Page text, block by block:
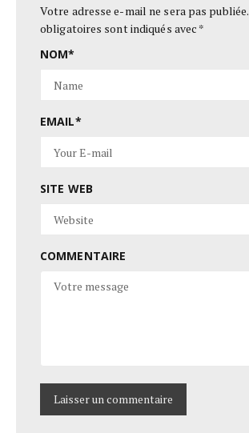
Votre adresse e-mail ne sera pas publiée.
obligatoires sont indiqués avec *
NOM*
EMAIL*
SITE WEB
COMMENTAIRE